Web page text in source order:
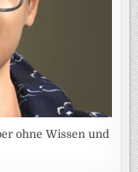
ohne Wissen und